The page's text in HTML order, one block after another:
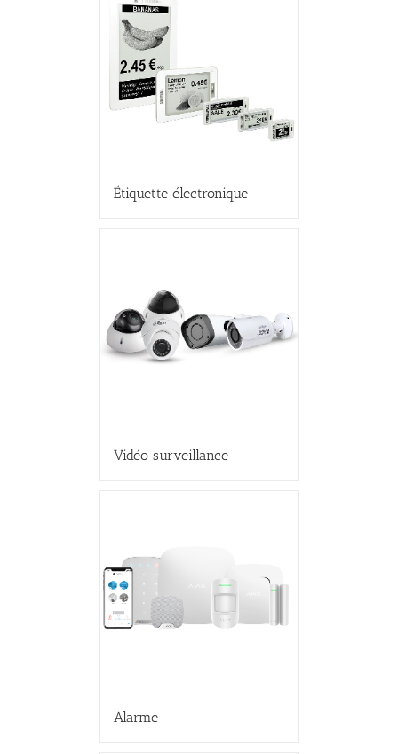
Étiquette électronique
Vidéo surveillance
Alarme